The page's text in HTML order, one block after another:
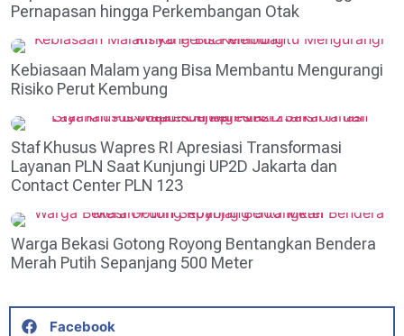
Pernapasan hingga Perkembangan Otak
Kebiasaan Malam yang Bisa Membantu Mengurangi
Risiko Perut Kembung
Staf Khusus Wapres RI Apresiasi Transformasi
Layanan PLN Saat Kunjungi UP2D Jakarta dan
Contact Center PLN 123
Warga Bekasi Gotong Royong Bentangkan Bendera
Merah Putih Sepanjang 500 Meter
Facebook